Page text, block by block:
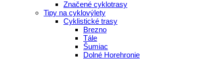
Značené cyklotrasy
Tipy na cyklovýlety
Cyklistické trasy
Brezno
Tále
Šumiac
Dolné Horehronie